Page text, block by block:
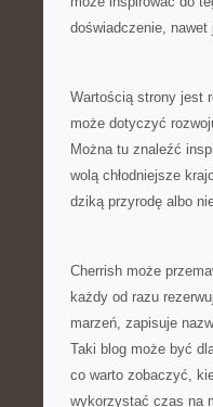
doświadczenie,
Wartością strony jest
może dotyczyć
Można tu znaleźć
wolą chłodniejsze
dziką przyrodę albo
Cherrish może
każdy od razu
marzeń, zapisuje
Taki blog może być
co warto zobaczyć,
wykorzystać czas na